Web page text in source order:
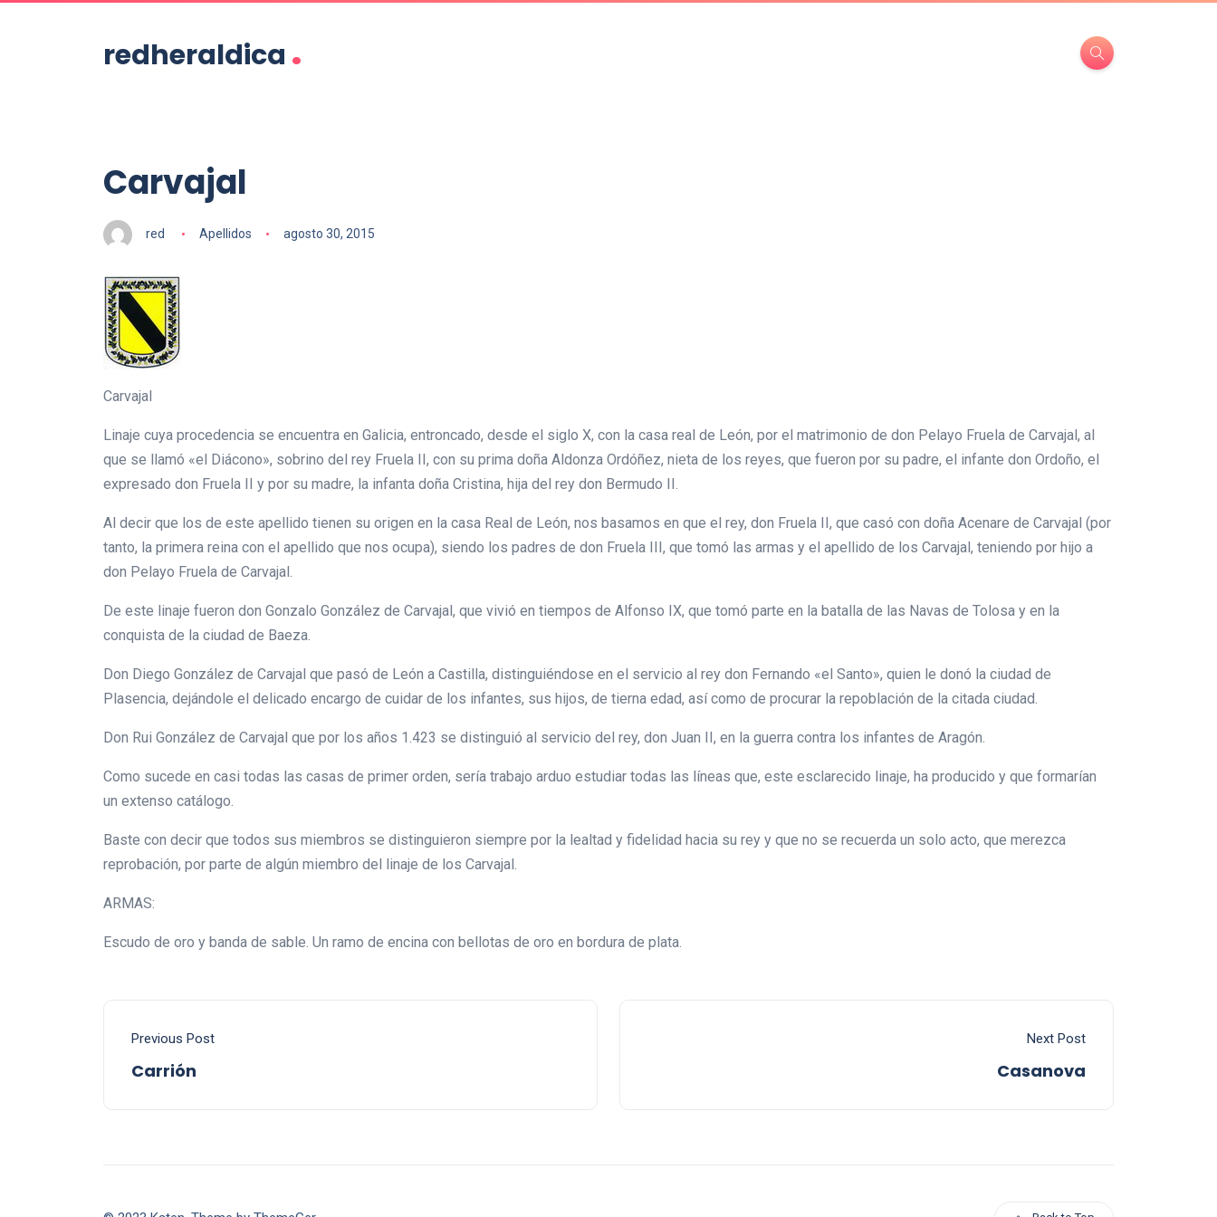
redheraldica .
Carvajal
red Apellidos agosto 30, 2015
Carvajal
Linaje cuya procedencia se encuentra en Galicia, entroncado, desde el siglo X, con la casa real de León, por el matrimonio de don Pelayo Fruela de Carvajal, al
que se llamó «el Diácono», sobrino del rey Fruela II, con su prima doña Aldonza Ordóñez, nieta de los reyes, que fueron por su padre, el infante don Ordoño, el
expresado don Fruela II y por su madre, la infanta doña Cristina, hija del rey don Bermudo II.
Al decir que los de este apellido tienen su origen en la casa Real de León, nos basamos en que el rey, don Fruela II, que casó con doña Acenare de Carvajal (por
tanto, la primera reina con el apellido que nos ocupa), siendo los padres de don Fruela III, que tomó las armas y el apellido de los Carvajal, teniendo por hijo a
don Pelayo Fruela de Carvajal.
De este linaje fueron don Gonzalo González de Carvajal, que vivió en tiempos de Alfonso IX, que tomó parte en la batalla de las Navas de Tolosa y en la
conquista de la ciudad de Baeza.
Don Diego González de Carvajal que pasó de León a Castilla, distinguiéndose en el servicio al rey don Fernando «el Santo», quien le donó la ciudad de
Plasencia, dejándole el delicado encargo de cuidar de los infantes, sus hijos, de tierna edad, así como de procurar la repoblación de la citada ciudad.
Don Rui González de Carvajal que por los años 1.423 se distinguió al servicio del rey, don Juan II, en la guerra contra los infantes de Aragón.
Como sucede en casi todas las casas de primer orden, sería trabajo arduo estudiar todas las líneas que, este esclarecido linaje, ha producido y que formarían
un extenso catálogo.
Baste con decir que todos sus miembros se distinguieron siempre por la lealtad y fidelidad hacia su rey y que no se recuerda un solo acto, que merezca
reprobación, por parte de algún miembro del linaje de los Carvajal.
ARMAS:
Escudo de oro y banda de sable. Un ramo de encina con bellotas de oro en bordura de plata.
Previous Post
Carrión
Next Post
Casanova